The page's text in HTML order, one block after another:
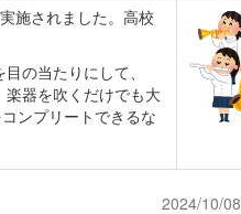
施されました。高校
の当たりにして、
楽器を吹くだけでも大
ンプリートできるな
2024/10/08